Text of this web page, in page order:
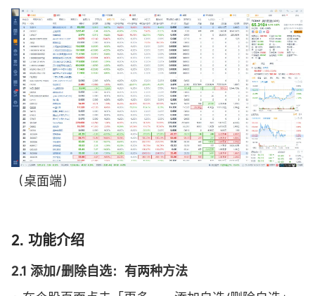
（桌面端）
2. 功能介绍
2.1 添加/删除自选：有两种方法